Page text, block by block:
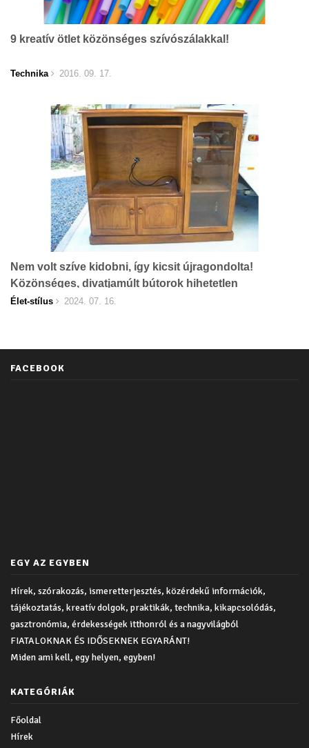
9 kreatív ötlet közönséges szívószálakkal!
Technika 2016. 09. 17.
Nem volt szíve kidobni, így kicsit újragondolta!
Közönséges, divatjamúlt bútorok hihetetlen
átalakítása!
Élet-stílus 2024. 07. 16.
FACEBOOK
EGY AZ EGYBEN
Hírek, szórakozás, ismeretterjesztés, közérdekű információk,
tájékoztatás, kreatív dolgok, praktikák, technika, kikapcsolódás,
gasztronómia, érdekességek itthonról és a nagyvilágból
FIATALOKNAK ÉS IDŐSEKNEK EGYARÁNT!
Miden ami kell, egy helyen, egyben!
KATEGÓRIÁK
Főoldal
Hírek